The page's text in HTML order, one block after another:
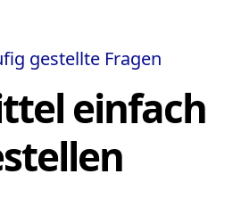
gestellte Fragen
einfach